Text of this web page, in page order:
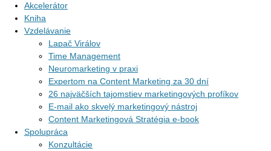
Akcelerátor
Kniha
Vzdelávanie
Lapač Virálov
Time Management
Neuromarketing v praxi
Expertom na Content Marketing za 30 dní
26 najväčších tajomstiev marketingových profíkov
E-mail ako skvelý marketingový nástroj
Content Marketingová Stratégia e-book
Spolupráca
Konzultácie